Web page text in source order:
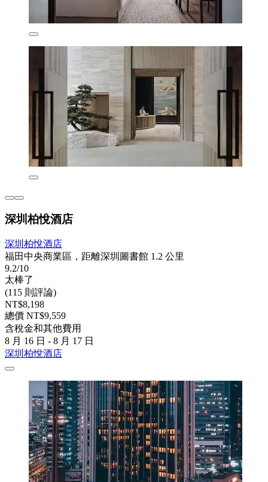
深圳柏悅酒店
深圳柏悅酒店
福田中央商業區，距離深圳圖書館 1.2 公里
9.2/10
太棒了
(115 則評論)
NT$8,198
總價 NT$9,559
含稅金和其他費用
8 月 16 日 - 8 月 17 日
深圳柏悅酒店